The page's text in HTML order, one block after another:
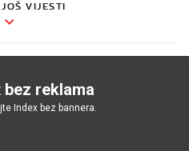
VIJESTI
bez reklama
Index bez bannera.